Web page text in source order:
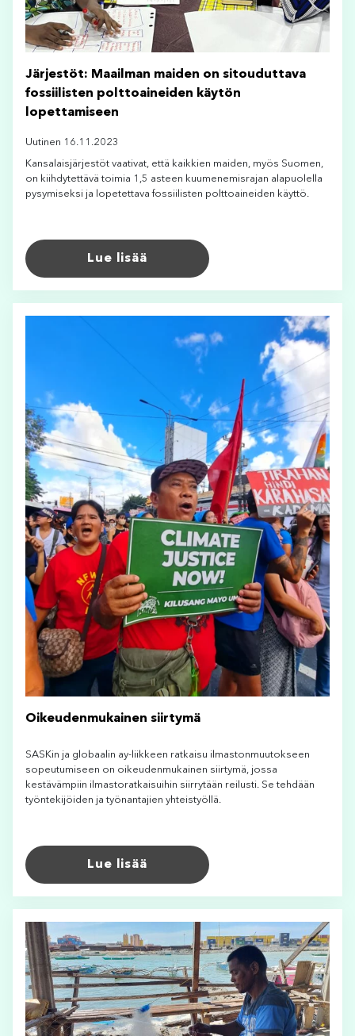
Järjestöt: Maailman maiden on sitouduttava
fossiilisten polttoaineiden käytön
lopettamiseen
Uutinen 16.11.2023
Kansalaisjärjestöt vaativat, että kaikkien maiden, myös Suomen,
on kiihdytettävä toimia 1,5 asteen kuumenemisrajan alapuolella
pysymiseksi ja lopetettava fossiilisten polttoaineiden käyttö.
Lue lisää
Oikeudenmukainen siirtymä
SASKin ja globaalin ay-liikkeen ratkaisu ilmastonmuutokseen
sopeutumiseen on oikeudenmukainen siirtymä, jossa
kestävämpiin ilmastoratkaisuihin siirrytään reilusti. Se tehdään
työntekijöiden ja työnantajien yhteistyöllä.
Lue lisää